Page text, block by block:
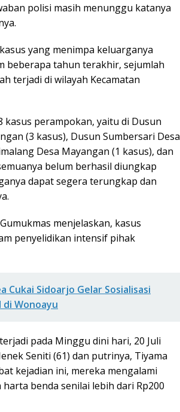
polisi masih menunggu katanya
yang menimpa keluarganya
beberapa tahun terakhir, sejumlah
terjadi di wilayah Kecamatan
kasus perampokan, yaitu di Dusun
(3 kasus), Dusun Sumbersari Desa
Desa Mayangan (1 kasus), dan
belum berhasil diungkap
dapat segera terungkap dan
menjelaskan, kasus
penyelidikan intensif pihak
Cukai Sidoarjo Gelar Sosialisasi
di Wonoayu
pada Minggu dini hari, 20 Juli
Seniti (61) dan putrinya, Tiyama
kejadian ini, mereka mengalami
benda senilai lebih dari Rp200